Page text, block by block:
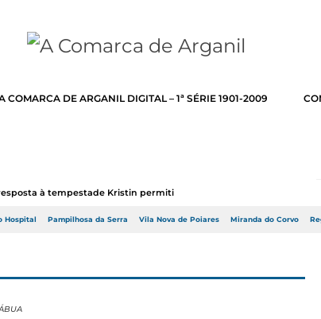
COMARCA DE ARGANIL DIGITAL – 1ª SÉRIE 1901-2009
à tempestade Kristin permitir a adj...
Hospital Pampilhosa da Serra Vila Nova de Poiares Miranda do Corvo